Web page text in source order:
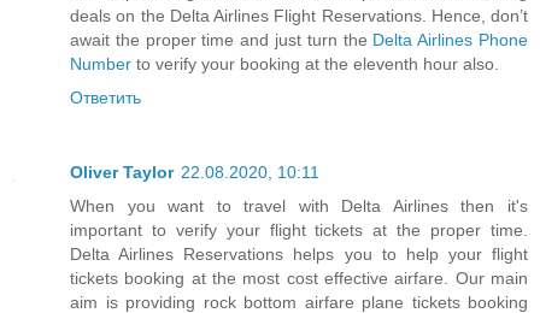
deals on the Delta Airlines Flight Reservations. Hence, don’t
await the proper time and just turn the Delta Airlines Phone
Number to verify your booking at the eleventh hour also.
Ответить
Oliver Taylor 22.08.2020, 10:11
When you want to travel with Delta Airlines then it's
important to verify your flight tickets at the proper time.
Delta Airlines Reservations helps you to help your flight
tickets booking at the most cost effective airfare. Our main
aim is providing rock bottom airfare plane tickets booking